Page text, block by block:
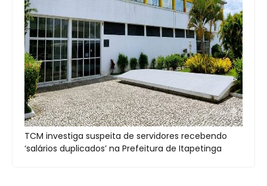
TCM investiga suspeita de servidores recebendo
‘salários duplicados’ na Prefeitura de Itapetinga